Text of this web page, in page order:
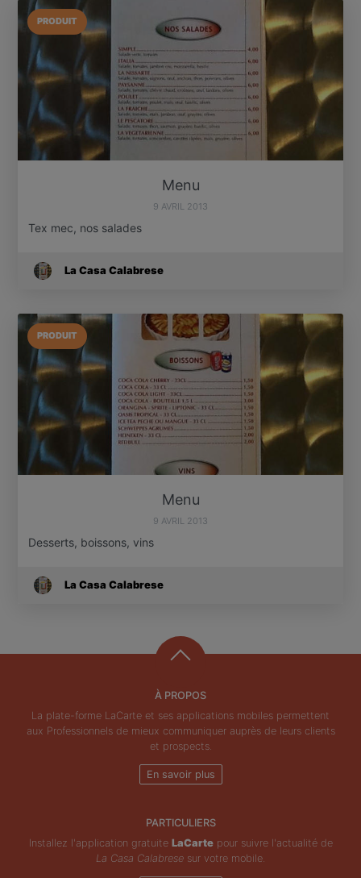
PRODUIT
Menu
9 AVRIL 2013
Tex mec, nos salades
La Casa Calabrese
PRODUIT
Menu
9 AVRIL 2013
Desserts, boissons, vins
La Casa Calabrese
À PROPOS
La plate-forme LaCarte et ses applications mobiles permettent
aux Professionnels de mieux communiquer auprès de leurs clients
et prospects.
En savoir plus
PARTICULIERS
Installez l'application gratuite LaCartepour suivre l'actualité de
La Casa Calabrese sur votre mobile.